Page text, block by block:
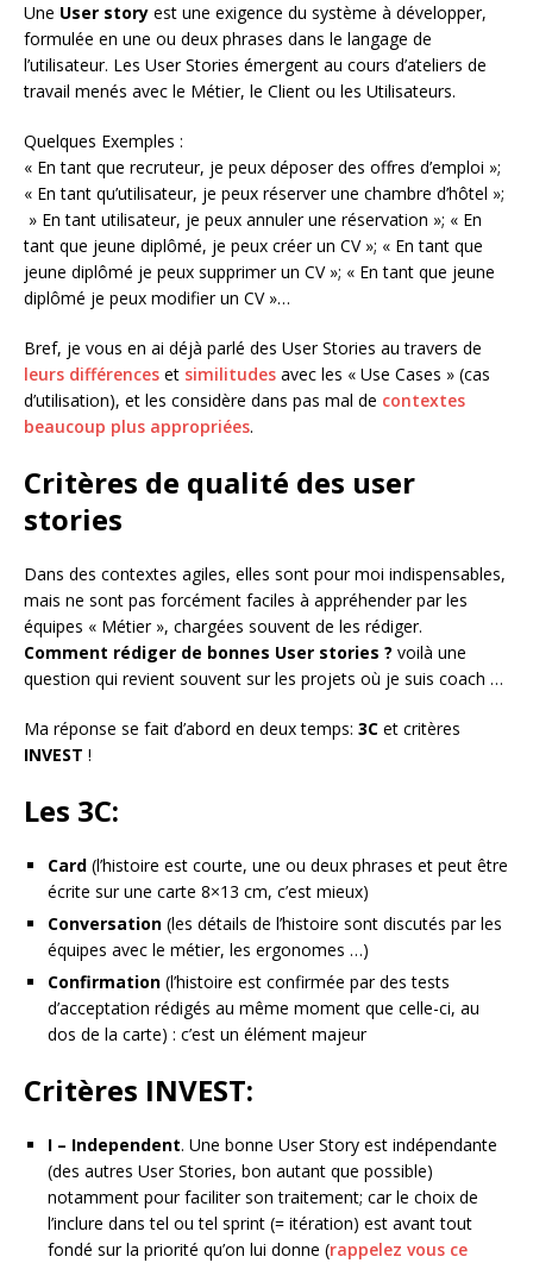
Une User story est une exigence du système à développer,
formulée en une ou deux phrases dans le langage de
l’utilisateur. Les User Stories émergent au cours d’ateliers de
travail menés avec le Métier, le Client ou les Utilisateurs.
Quelques Exemples :
« En tant que recruteur, je peux déposer des offres d’emploi »;
« En tant qu’utilisateur, je peux réserver une chambre d’hôtel »;
» En tant utilisateur, je peux annuler une réservation »; « En
tant que jeune diplômé, je peux créer un CV »; « En tant que
jeune diplômé je peux supprimer un CV »; « En tant que jeune
diplômé je peux modifier un CV »…
Bref, je vous en ai déjà parlé des User Stories au travers de
leurs différences et similitudes avec les « Use Cases » (cas
d’utilisation), et les considère dans pas mal de contextes
beaucoup plus appropriées.
Critères de qualité des user
stories
Dans des contextes agiles, elles sont pour moi indispensables,
mais ne sont pas forcément faciles à appréhender par les
équipes « Métier », chargées souvent de les rédiger.
Comment rédiger de bonnes User stories ? voilà une
question qui revient souvent sur les projets où je suis coach …
Ma réponse se fait d’abord en deux temps: 3C et critères
INVEST !
Les 3C:
Card (l’histoire est courte, une ou deux phrases et peut être
écrite sur une carte 8×13 cm, c’est mieux)
Conversation (les détails de l’histoire sont discutés par les
équipes avec le métier, les ergonomes …)
Confirmation (l’histoire est confirmée par des tests
d’acceptation rédigés au même moment que celle-ci, au
dos de la carte) : c’est un élément majeur
Critères INVEST:
I – Independent. Une bonne User Story est indépendante
(des autres User Stories, bon autant que possible)
notamment pour faciliter son traitement; car le choix de
l’inclure dans tel ou tel sprint (= itération) est avant tout
fondé sur la priorité qu’on lui donne (rappelez vous ce